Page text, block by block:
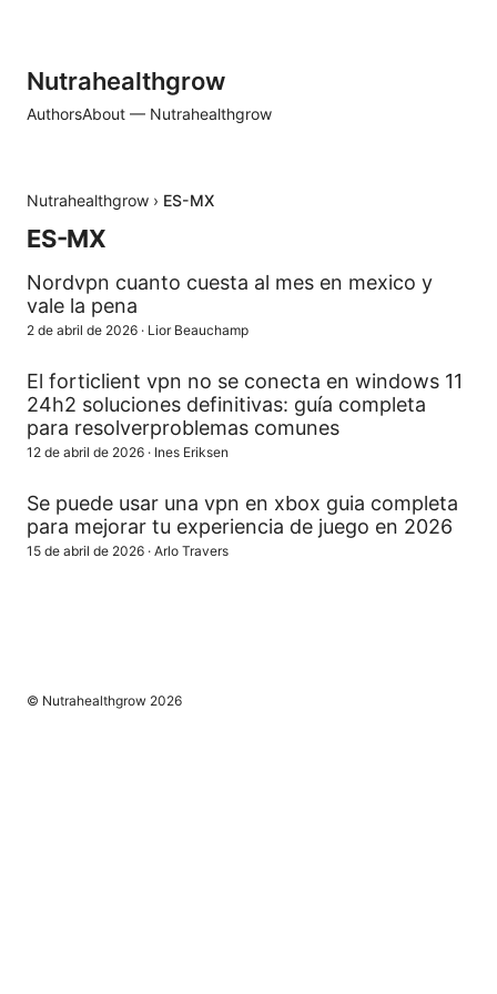
Nutrahealthgrow
AuthorsAbout — Nutrahealthgrow
Nutrahealthgrow › ES-MX
ES-MX
Nordvpn cuanto cuesta al mes en mexico y
vale la pena
2 de abril de 2026 · Lior Beauchamp
El forticlient vpn no se conecta en windows 11
24h2 soluciones definitivas: guía completa
para resolverproblemas comunes
12 de abril de 2026 · Ines Eriksen
Se puede usar una vpn en xbox guia completa
para mejorar tu experiencia de juego en 2026
15 de abril de 2026 · Arlo Travers
© Nutrahealthgrow 2026